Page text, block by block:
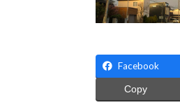
Facebook
Copy